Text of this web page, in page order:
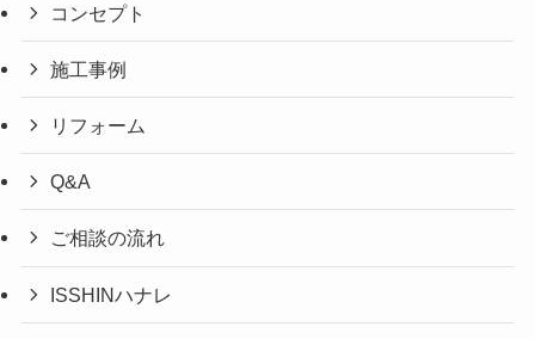
コンセプト
施工事例
リフォーム
Q&A
ご相談の流れ
ISSHINハナレ